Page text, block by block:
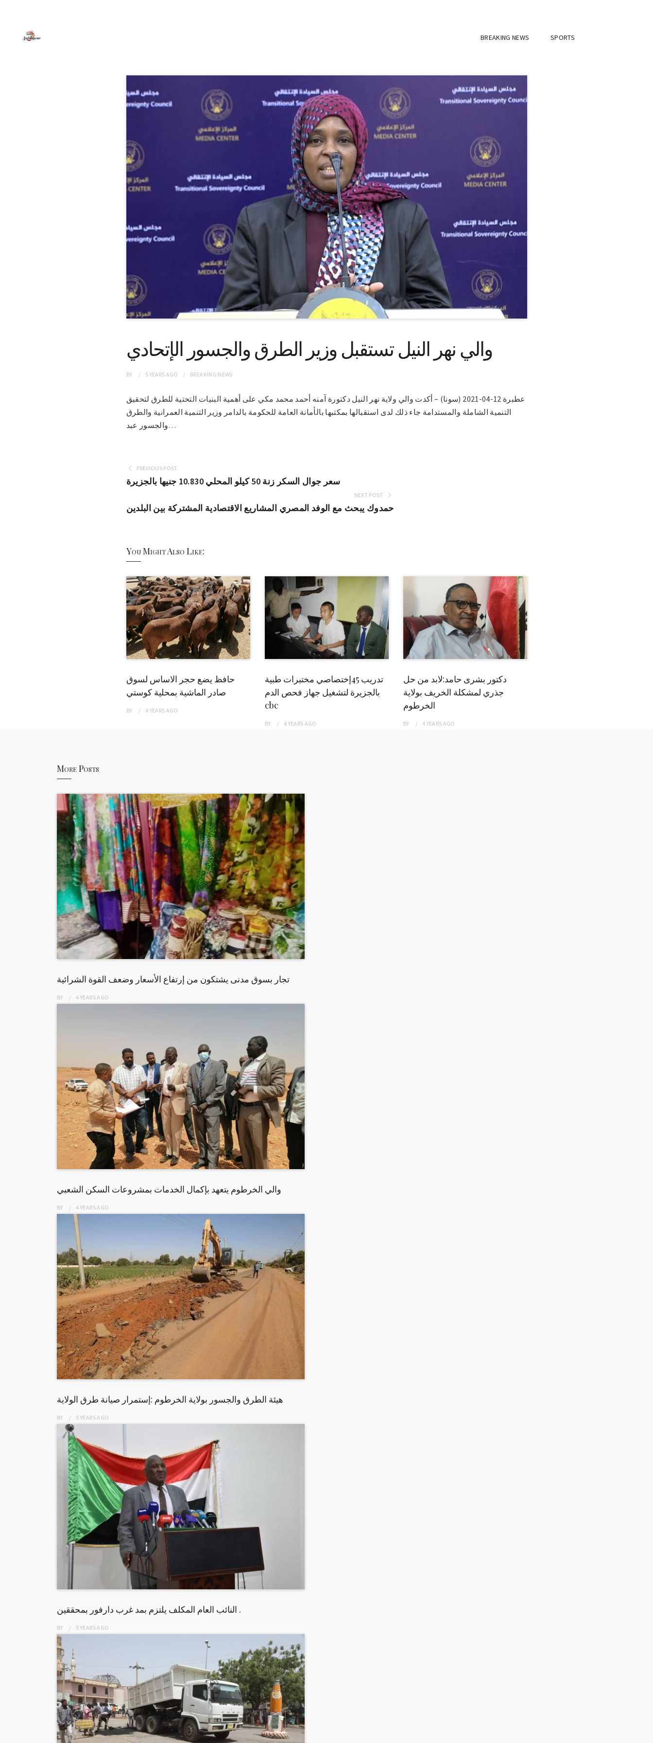
BREAKING NEWS SPORTS
والي نهر النيل تستقبل وزير الطرق والجسور الإتحادي
BY 5 YEARS AGO BREAKING NEWS
عطبرة 12-04-2021 (سونا) – أكدت والي ولاية نهر النيل دكتورة آمنه أحمد محمد مكي على أهمية البنيات التحتية للطرق لتحقيق
التنمية الشاملة والمستدامة جاء ذلك لدى استقبالها بمكتبها بالأمانة العامة للحكومة بالدامر وزير التنمية العمرانية والطرق
والجسور عبد…
PREVIOUS POST
سعر جوال السكر زنة 50 كيلو المحلي 10.830 جنيها بالجزيرة
NEXT POST
حمدوك يبحث مع الوفد المصري المشاريع الاقتصادية المشتركة بين البلدين
You Might Also Like:
حافظ يضع حجر الاساس لسوق
صادر الماشية بمحلية كوستي
BY 4 YEARS AGO
تدريب 45إختصاصي مختبرات طبية
بالجزيرة لتشغيل جهاز فحص الدم
cbc
BY 4 YEARS AGO
دكتور بشرى حامد:لابد من حل
جذري لمشكلة الخريف بولاية
الخرطوم
BY 4 YEARS AGO
More Posts
تجار بسوق مدنى يشتكون من إرتفاع الأسعار وضعف القوة الشرائية
BY 4 YEARSAGO
والي الخرطوم يتعهد بإكمال الخدمات بمشروعات السكن الشعبي
BY 4 YEARSAGO
هيئة الطرق والجسور بولاية الخرطوم :إستمرار صيانة طرق الولاية
BY 5 YEARSAGO
النائب العام المكلف يلتزم بمد غرب دارفور بمحققين .
BY 5 YEARSAGO